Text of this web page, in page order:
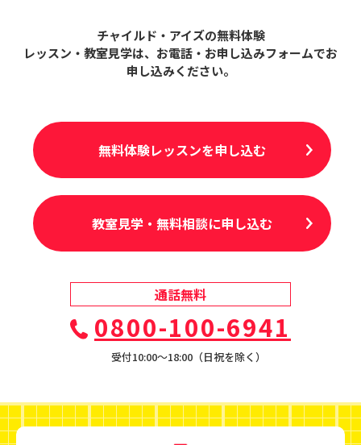
チャイルド・アイズの無料体験
レッスン・教室見学は、 お電話・お申し込みフォームでお
申し込みください。
無料体験レッスンを申し込む
教室見学・無料相談に申し込む
通話無料
0800-100-6941
受付10:00〜18:00（日祝を除く）